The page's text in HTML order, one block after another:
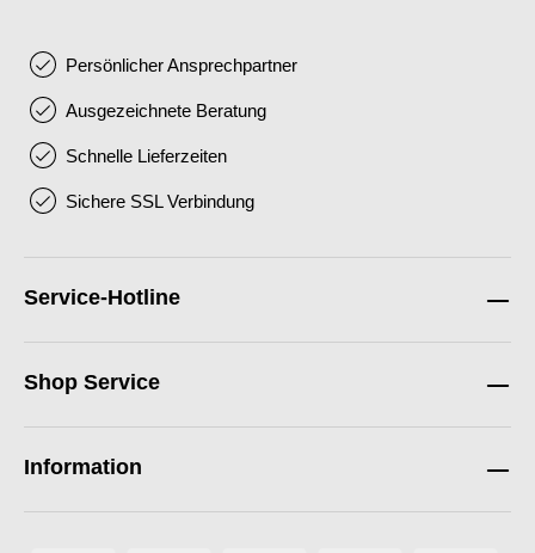
Persönlicher Ansprechpartner
Ausgezeichnete Beratung
Schnelle Lieferzeiten
Sichere SSL Verbindung
Service-Hotline
Shop Service
Information